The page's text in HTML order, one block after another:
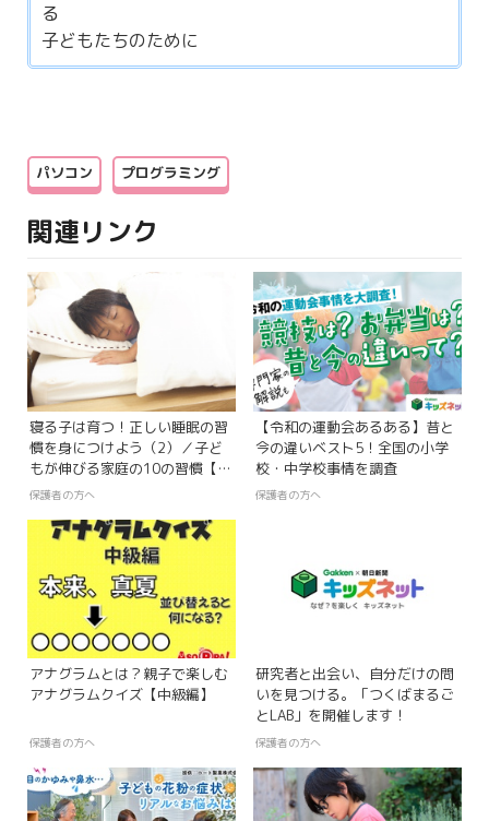
る
子どもたちのために
パソコン プログラミング
関連リンク
寝る子は育つ！正しい睡眠の習
慣を身につけよう（2）／子ど
もが伸びる家庭の10の習慣【第
2回】
保護者の方へ
【令和の運動会あるある】昔と
今の違いベスト5！全国の小学
校・中学校事情を調査
保護者の方へ
アナグラムとは？親子で楽しむ
アナグラムクイズ【中級編】
保護者の方へ
研究者と出会い、自分だけの問
いを見つける。「つくばまるご
とLAB」を開催します！
保護者の方へ